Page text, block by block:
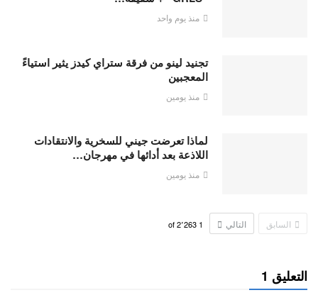
منذ يوم واحد
تجنيد لينو من فرقة ستراي كيدز يثير استياءً
المعجبين
منذ يومين
لماذا تعرضت جيني للسخرية والانتقادات
اللاذعة بعد أدائها في مهرجان…
منذ يومين
السابق التالي 1 2٬263
التعليق 1